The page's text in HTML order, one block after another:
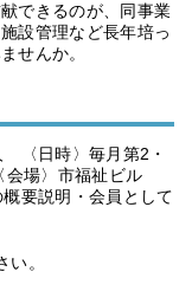
できるのが、同事業
設管理など長年培っ
せんか。
〈日時〉毎月第2・
場〉市福祉ビル
要説明・会員として
。